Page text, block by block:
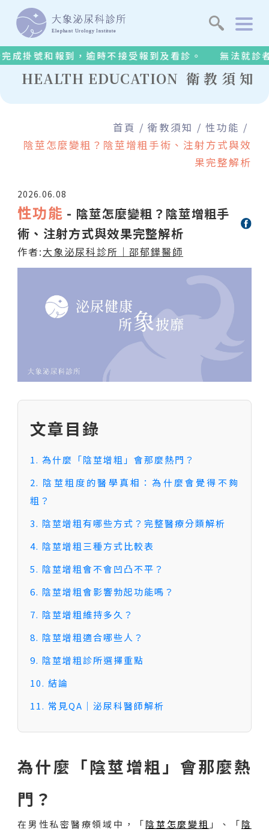
關於診所
醫療團隊
醫療設備
治療項目
影音專區
最新消息
和報到，逾時不接受報到及看診。 無法就診者，務
HEALTH EDUCATION 衛教須知
首頁 衛教須知
性功能
陰莖怎麼變粗？陰莖增粗手術、注射方式與效
果完整解析
2026.06.08
性功能 - 陰莖怎麼變粗？陰莖增粗手
術、注射方式與效果完整解析
作者:大象泌尿科診所｜邵郁鏵醫師
文章目錄
1. 為什麼「陰莖增粗」會那麼熱門？
2. 陰莖粗度的醫學真相：為什麼會覺得不夠
粗？
3. 陰莖增粗有哪些方式？完整醫療分類解析
4. 陰莖增粗三種方式比較表
5. 陰莖增粗會不會凹凸不平？
6. 陰莖增粗會影響勃起功能嗎？
7. 陰莖增粗維持多久？
8. 陰莖增粗適合哪些人？
9. 陰莖增粗診所選擇重點
10. 結論
11. 常見QA｜泌尿科醫師解析
為什麼「陰莖增粗」會那麼熱
門？
在男性私密醫療領域中，「陰莖怎麼變粗 」、「陰